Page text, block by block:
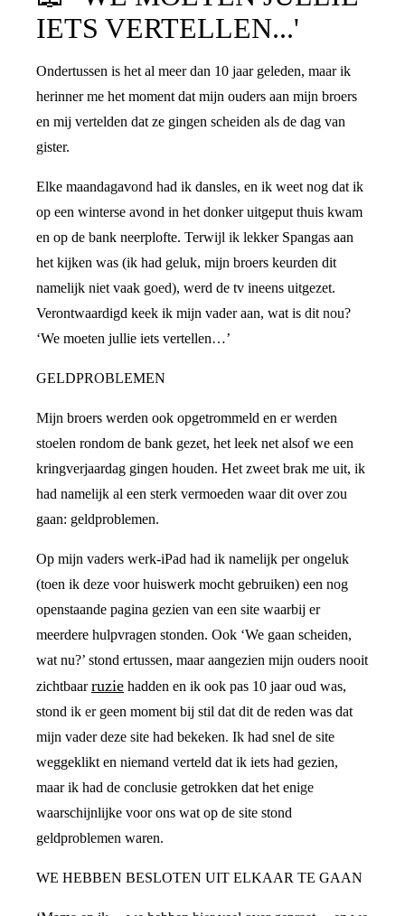
IETS VERTELLEN...'
Ondertussen is het al meer dan 10 jaar geleden, maar ik
herinner me het moment dat mijn ouders aan mijn broers
en mij vertelden dat ze gingen scheiden als de dag van
gister.
Elke maandagavond had ik dansles, en ik weet nog dat ik
op een winterse avond in het donker uitgeput thuis kwam
en op de bank neerplofte. Terwijl ik lekker Spangas aan
het kijken was (ik had geluk, mijn broers keurden dit
namelijk niet vaak goed), werd de tv ineens uitgezet.
Verontwaardigd keek ik mijn vader aan, wat is dit nou?
‘We moeten jullie iets vertellen…’
GELDPROBLEMEN
Mijn broers werden ook opgetrommeld en er werden
stoelen rondom de bank gezet, het leek net alsof we een
kringverjaardag gingen houden. Het zweet brak me uit, ik
had namelijk al een sterk vermoeden waar dit over zou
gaan: geldproblemen.
Op mijn vaders werk-iPad had ik namelijk per ongeluk
(toen ik deze voor huiswerk mocht gebruiken) een nog
openstaande pagina gezien van een site waarbij er
meerdere hulpvragen stonden. Ook ‘We gaan scheiden,
wat nu?’ stond ertussen, maar aangezien mijn ouders nooit
zichtbaarruzie hadden en ik ook pas 10 jaar oud was,
stond ik er geen moment bij stil dat dit de reden was dat
mijn vader deze site had bekeken. Ik had snel de site
weggeklikt en niemand verteld dat ik iets had gezien,
maar ik had de conclusie getrokken dat het enige
waarschijnlijke voor ons wat op de site stond
geldproblemen waren.
WE HEBBEN BESLOTEN UIT ELKAAR TE GAAN